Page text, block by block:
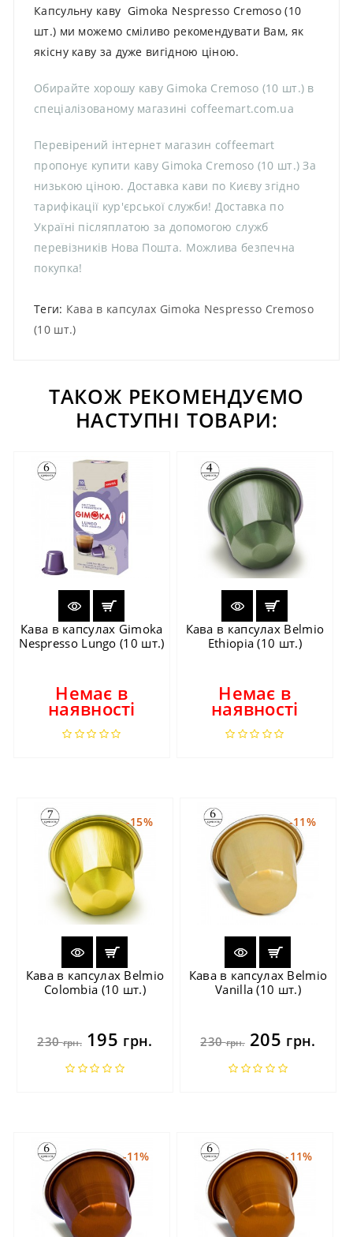
Капсульну каву Gimoka Nespresso Cremoso (10
шт.) ми можемо сміливо рекомендувати Вам, як
якісну каву за дуже вигідною ціною.
Обирайте хорошу каву Gimoka Cremoso (10 шт.) в
спеціалізованому магазині coffeemart.com.ua
Перевірений інтернет магазин coffeemart
пропонує купити каву Gimoka Cremoso (10 шт.) За
низькою ціною. Доставка кави по Києву згідно
тарифікації кур'єрської служби! Доставка по
Україні післяплатою за допомогою служб
перевізників Нова Пошта. Можлива безпечна
покупка!
Теги: Кава в капсулах Gimoka Nespresso Cremoso
(10 шт.)
ТАКОЖ РЕКОМЕНДУЄМО
НАСТУПНІ ТОВАРИ:
Кава в капсулах Gimoka
Nespresso Lungo (10 шт.)
Немає в
наявності
Кава в капсулах Belmio
Ethiopia (10 шт.)
Немає в
наявності
-15%
Кава в капсулах Belmio
Colombia (10 шт.)
230грн.195 грн.
-11%
Кава в капсулах Belmio
Vanilla (10 шт.)
230грн.205 грн.
-11% -11%